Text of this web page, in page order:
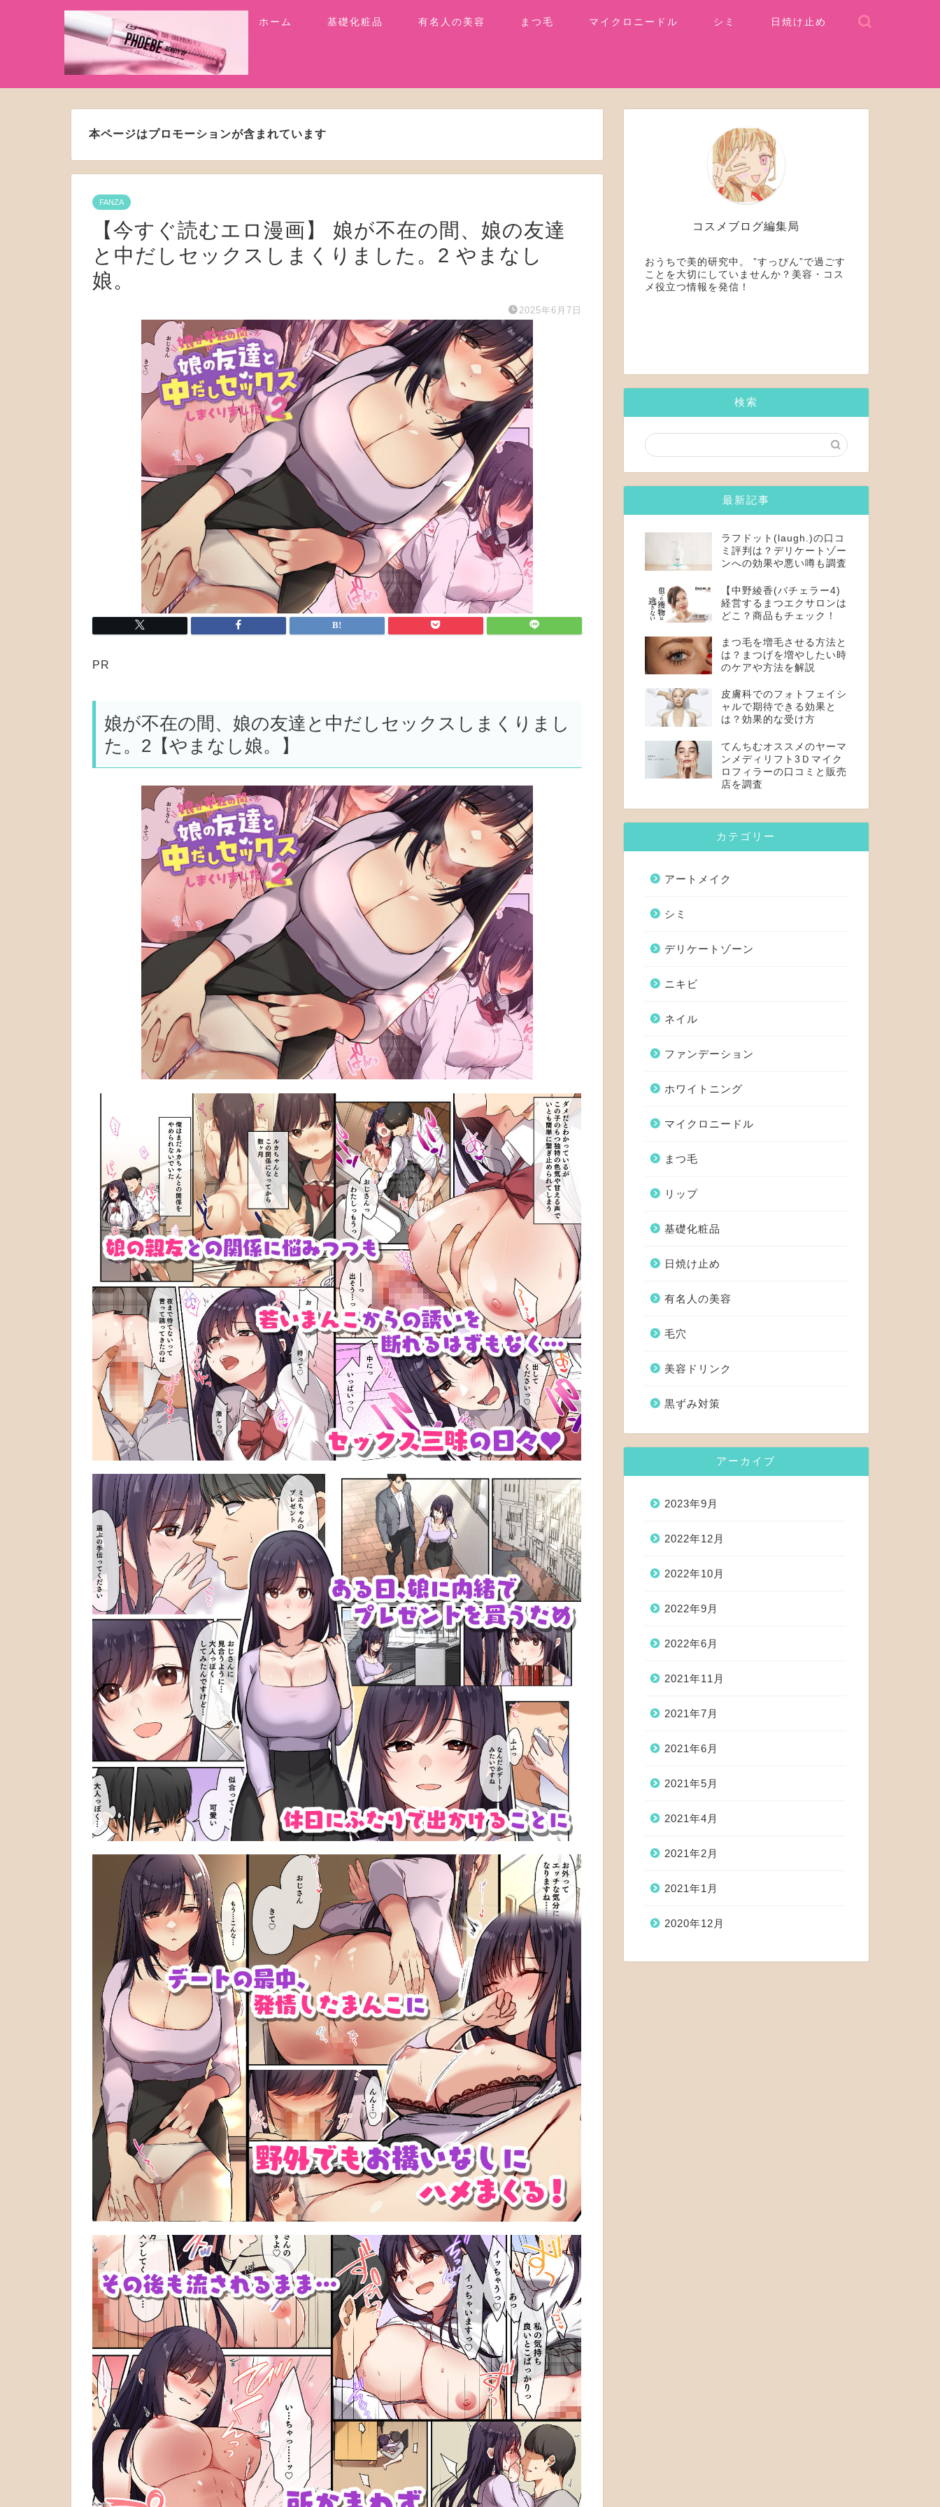
ホーム 基礎化粧品 有名人の美容 まつ毛 マイクロニードル シミ 日焼け止め
本ページはプロモーションが含まれています
FANZA
【今すぐ読むエロ漫画】 娘が不在の間、娘の友達
と中だしセックスしまくりました。2 やまなし
娘。
2025年6月7日
PR
娘が不在の間、娘の友達と中だしセックスしまくりまし
た。2【やまなし娘。】
コスメブログ編集局
おうちで美的研究中。 ”すっぴん”で過ごす
ことを大切にしていませんか？美容・コス
メ役立つ情報を発信！
検索
最新記事
ラフドット(laugh.)の口コ
ミ評判は？デリケートゾー
ンへの効果や悪い噂も調査
【中野綾香(バチェラー4)
経営するまつエクサロンは
どこ？商品もチェック！
まつ毛を増毛させる方法と
は？まつげを増やしたい時
のケアや方法を解説
皮膚科でのフォトフェイシ
ャルで期待できる効果と
は？効果的な受け方
てんちむオススメのヤーマ
ンメディリフト3Ｄマイク
ロフィラーの口コミと販売
店を調査
カテゴリー
アートメイク
シミ
デリケートゾーン
ニキビ
ネイル
ファンデーション
ホワイトニング
マイクロニードル
まつ毛
リップ
基礎化粧品
日焼け止め
有名人の美容
毛穴
美容ドリンク
黒ずみ対策
アーカイブ
2023年9月
2022年12月
2022年10月
2022年9月
2022年6月
2021年11月
2021年7月
2021年6月
2021年5月
2021年4月
2021年2月
2021年1月
2020年12月